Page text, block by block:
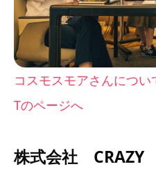
コスモスモアさんにつ
Tのページへ
株式会社 CRAZY